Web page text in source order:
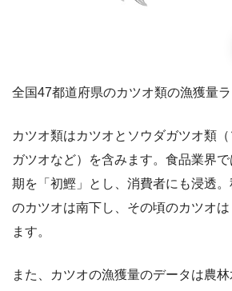
全国47都道府県のカツオ類の漁獲量ラ
カツオ類はカツオとソウダガツオ類
ガツオなど）を含みます。食品業界
期を「初鰹」とし、消費者にも浸透
のカツオは南下し、その頃のカツオ
ます。
また、カツオの漁獲量のデータは農